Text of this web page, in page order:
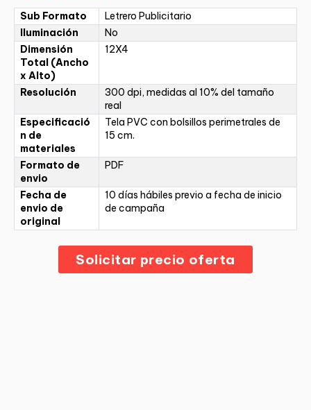
Sub Formato
Letrero Publicitario
Iluminación
No
Dimensión
Total (Ancho
x Alto)
12X4
Resolución
300 dpi, medidas al 10% del tamaño
real
Especificació
n de
materiales
Tela PVC con bolsillos perimetrales de
15 cm.
Formato de
envio
PDF
Fecha de
envio de
original
10 días hábiles previo a fecha de inicio
de campaña
Solicitar precio oferta